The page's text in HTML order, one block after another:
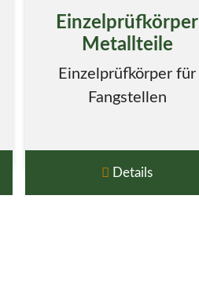
Einzelprüfkörper
Metallteile
Einzelprüfkörper für
Fangstellen
Details